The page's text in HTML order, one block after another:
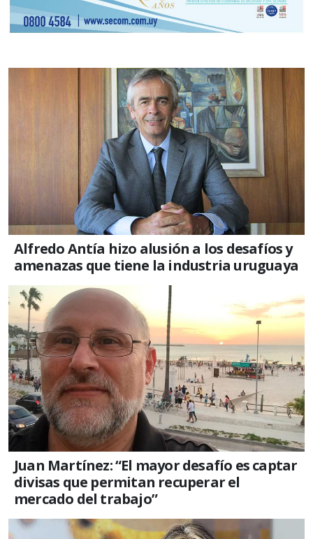
Alfredo Antía hizo alusión a los desafíos y
amenazas que tiene la industria uruguaya
Juan Martínez: “El mayor desafío es captar
divisas que permitan recuperar el
mercado del trabajo”